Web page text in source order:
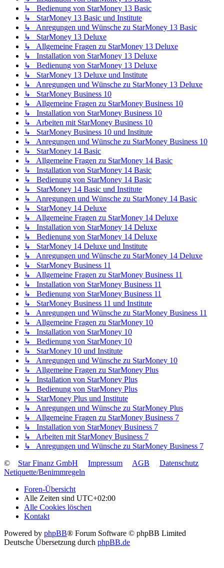
↳ Bedienung von StarMoney 13 Basic
↳ StarMoney 13 Basic und Institute
↳ Anregungen und Wünsche zu StarMoney 13 Basic
↳ StarMoney 13 Deluxe
↳ Allgemeine Fragen zu StarMoney 13 Deluxe
↳ Installation von StarMoney 13 Deluxe
↳ Bedienung von StarMoney 13 Deluxe
↳ StarMoney 13 Deluxe und Institute
↳ Anregungen und Wünsche zu StarMoney 13 Deluxe
↳ StarMoney Business 10
↳ Allgemeine Fragen zu StarMoney Business 10
↳ Installation von StarMoney Business 10
↳ Arbeiten mit StarMoney Business 10
↳ StarMoney Business 10 und Institute
↳ Anregungen und Wünsche zu StarMoney Business 10
↳ StarMoney 14 Basic
↳ Allgemeine Fragen zu StarMoney 14 Basic
↳ Installation von StarMoney 14 Basic
↳ Bedienung von StarMoney 14 Basic
↳ StarMoney 14 Basic und Institute
↳ Anregungen und Wünsche zu StarMoney 14 Basic
↳ StarMoney 14 Deluxe
↳ Allgemeine Fragen zu StarMoney 14 Deluxe
↳ Installation von StarMoney 14 Deluxe
↳ Bedienung von StarMoney 14 Deluxe
↳ StarMoney 14 Deluxe und Institute
↳ Anregungen und Wünsche zu StarMoney 14 Deluxe
↳ StarMoney Business 11
↳ Allgemeine Fragen zu StarMoney Business 11
↳ Installation von StarMoney Business 11
↳ Bedienung von StarMoney Business 11
↳ StarMoney Business 11 und Institute
↳ Anregungen und Wünsche zu StarMoney Business 11
↳ Allgemeine Fragen zu StarMoney 10
↳ Installation von StarMoney 10
↳ Bedienung von StarMoney 10
↳ StarMoney 10 und Institute
↳ Anregungen und Wünsche zu StarMoney 10
↳ Allgemeine Fragen zu StarMoney Plus
↳ Installation von StarMoney Plus
↳ Bedienung von StarMoney Plus
↳ StarMoney Plus und Institute
↳ Anregungen und Wünsche zu StarMoney Plus
↳ Allgemeine Fragen zu StarMoney Business 7
↳ Installation von StarMoney Business 7
↳ Arbeiten mit StarMoney Business 7
↳ Anregungen und Wünsche zu StarMoney Business 7
©
Star Finanz GmbH Impressum AGB
Datenschutz
Netiquette/Benimmregeln
Foren-Übersicht
Alle Zeiten sind UTC+02:00
Alle Cookies löschen
Kontakt
Powered by phpBB® Forum Software © phpBB Limited
Deutsche Übersetzung durch phpBB.de